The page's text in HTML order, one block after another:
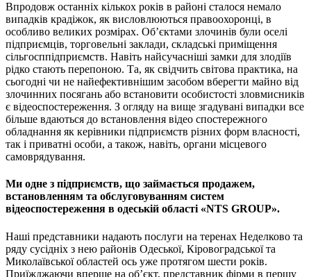
Впродовж останніх кількох років в районі сталося немало
випадків крадіжок, як висловлюються правоохоронці, в
особливо великих розмірах. Об’єктами злочинів були оселі
підприємців, торговельні заклади, складські приміщення
сільгосппідприємств. Навіть найсучасніші замки для злодіїв
рідко стають перепоною. Та, як свідчить світова практика, на
сьогодні чи не найефективнішим засобом вберегти майно від
злочинних посягань або встановити особистості зловмисників
є відеоспостереження. З огляду на вище згадувані випадки все
більше вдаються до встановлення відео спостережного
обладнання як керівники підприємств різних форм власності,
так і приватні особи, а також, навіть, органи місцевого
самоврядування.
Ми одне з підприємств, що займається продажем,
встановленням та обслуговуванням систем
відеоспостереження в одеській області «NTS GROUP».
Наші представники надають послуги на теренах Неделково та
ряду сусідніх з нею районів Одеської, Кіровоградської та
Миколаївської областей ось уже протягом шести років.
Приїжджаючи вперше на об’єкт, представник фірми в першу